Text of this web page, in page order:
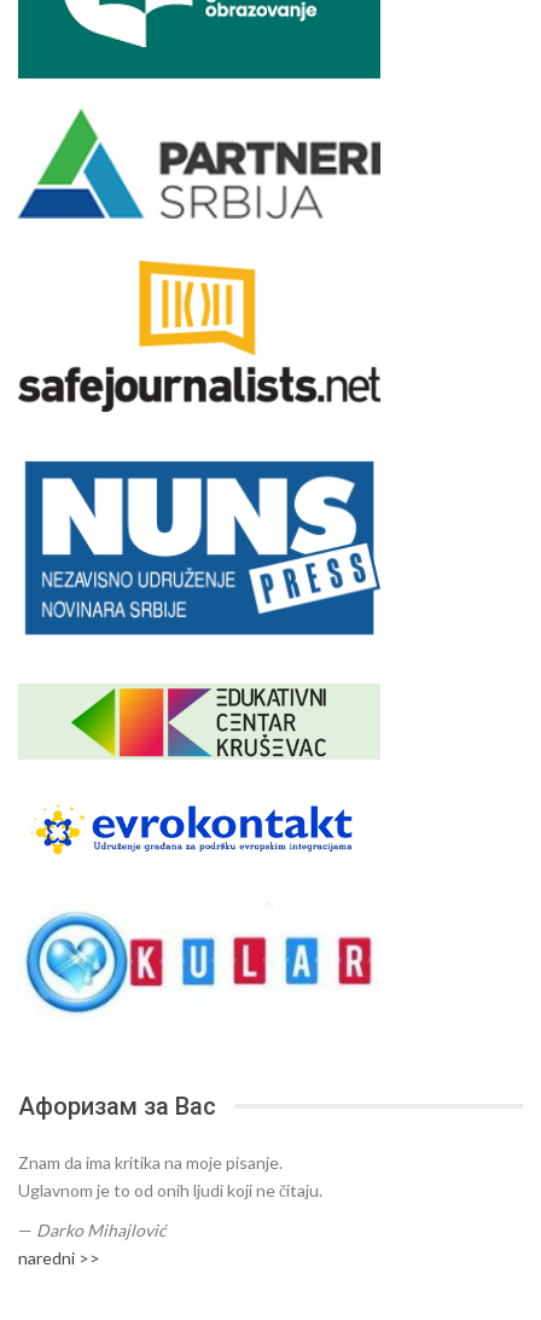
Афоризам за Вас
Znam da ima kritika na moje pisanje.
Uglavnom je to od onih ljudi koji ne čitaju.
— Darko Mihajlović
naredni >>